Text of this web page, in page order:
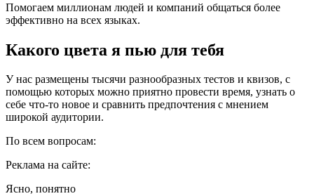
Помогаем миллионам людей и компаний общаться более
эффективно на всех языках.
Какого цвета я пью для тебя
У нас размещены тысячи разнообразных тестов и квизов, с
помощью которых можно приятно провести время, узнать о
себе что-то новое и сравнить предпочтения с мнением
широкой аудитории.
По всем вопросам:
Реклама на сайте:
Ясно, понятно